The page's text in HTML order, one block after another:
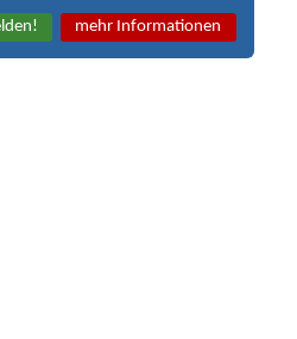
mehr Informationen